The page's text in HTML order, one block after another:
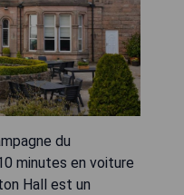
du
minutes en voiture
Hall est un